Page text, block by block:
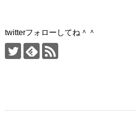
twitterフォローしてね＾＾